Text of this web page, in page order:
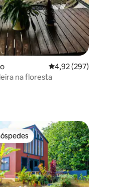
4,92 de uma avaliação
4,92 (297)
na floresta